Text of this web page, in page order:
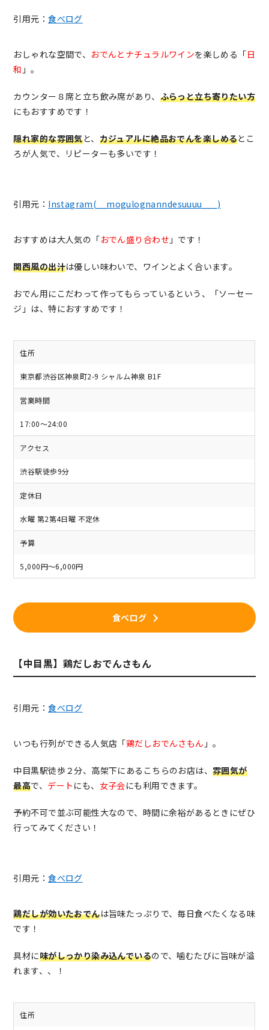
引用元：食べログ
おしゃれな空間で、 おでんとナチュラルワインを楽しめる「日
和 」。
カウンター８席と立ち飲み席があり、 ふらっと立ち寄りたい方
にもおすすめです！
隠れ家的な雰囲気と、 カジュアルに絶品おでんを楽しめるとこ
ろが人気で、リピーターも多いです！
引用元： Instagram(__mogulognanndesuuuu___)
おすすめは大人気の「おでん盛り合わせ 」です！
関西風の出汁は優しい味わいで、ワインとよく合います。
おでん用にこだわって作ってもらっているという、「ソーセー
ジ」は、特におすすめです！
住所
東京都渋谷区神泉町2-9 シャルム神泉 B1F
営業時間
17:00〜24:00
アクセス
渋谷駅徒歩9分
定休日
水曜 第2第4日曜 不定休
予算
5,000円～6,000円
食べログ
【中目黒】鶏だしおでんさもん
引用元：食べログ
いつも行列ができる人気店「鶏だしおでんさもん 」。
中目黒駅徒歩２分、高架下にあるこちらのお店は、雰囲気が
最高で、 デート にも、 女子会にも利用できます。
予約不可で並ぶ可能性大なので、時間に余裕があるときにぜひ
行ってみてください！
引用元：食べログ
鶏だしが効いたおでんは旨味たっぷりで、毎日食べたくなる味
です！
具材に味がしっかり染み込んでいるので、噛むたびに旨味が溢
れます、、！
住所